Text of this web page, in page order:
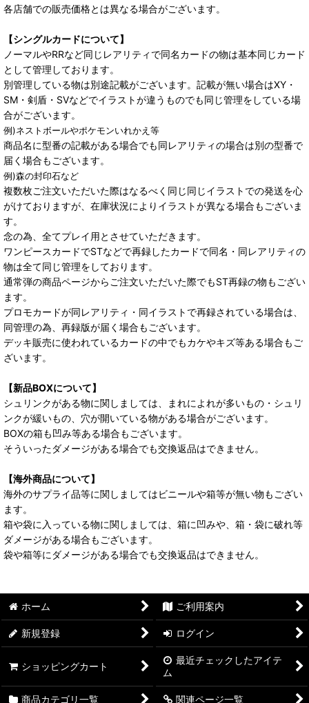
各店舗での販売価格とは異なる場合がございます。
【シングルカードについて】
ノーマルやRRなど同じレアリティで同名カードの物は基本同じカード
として管理しております。
別管理している物は別途記載がございます。記載が無い場合はXY・
SM・剣盾・SVなどでイラストが違うものでも同じ管理をしている場
合がございます。
例)ネストボールやポケモンいれかえ等
商品名に型番の記載がある場合でも同レアリティの場合は別の型番で
届く場合もございます。
例)森の封印石など
複数枚ご注文いただいた際はなるべく同じ同じイラストでの発送を心
がけておりますが、在庫状況によりイラストが異なる場合もございま
す。
念の為、全てプレイ用とさせていただきます。
ワンピースカードでSTなどで再録したカードで同名・同レアリティの
物は全て同じ管理をしております。
通常弾の商品ページからご注文いただいた際でもST再録の物もござい
ます。
プロモカードが同レアリティ・同イラストで再録されている場合は、
同管理の為、再録版が届く場合もございます。
デッキ販売に使われているカードの中でもカケやキズ等ある場合もご
ざいます。
【新品BOXについて】
シュリンクがある物に関しましては、まれによれが多いもの・シュリ
ンクが緩いもの、穴が開いている物がある場合がございます。
BOXの箱も凹み等ある場合もございます。
そういったダメージがある場合でも交換返品はできません。
【海外商品について】
海外のサプライ品等に関しましてはビニールや箱等が無い物もござい
ます。
箱や袋に入っている物に関しましては、箱に凹みや、箱・袋に破れ等
ダメージがある場合もございます。
袋や箱等にダメージがある場合でも交換返品はできません。
ホーム ご利用案内
新規登録 ログイン
ショッピングカート
最近チェックしたアイテ
ム
商品カテゴリ一覧 関連ページ一覧